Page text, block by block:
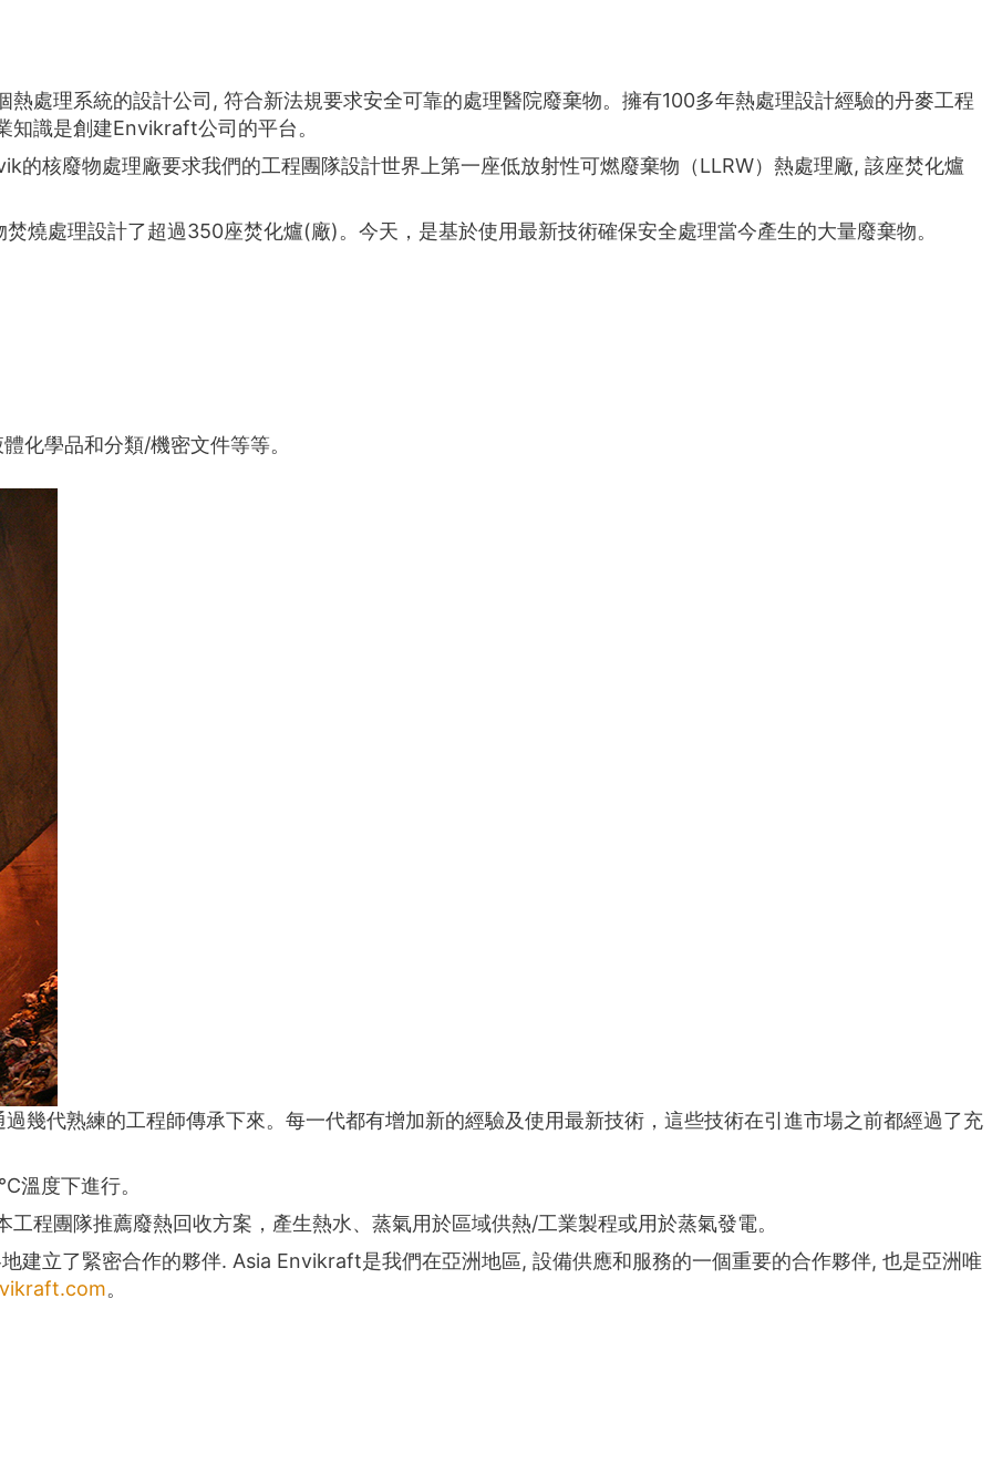
處理系統的設計公司, 符合新法規要求安全可靠的處理醫院廢棄物。擁有100多年熱處理設計經驗的丹麥工程
識是創建Envikraft公司的平台。
的核廢物處理廠要求我們的工程團隊設計世界上第一座低放射性可燃廢棄物（LLRW）熱處理廠, 該座焚化爐
燒處理設計了超過350座焚化爐(廠)。今天，是基於使用最新技術確保安全處理當今產生的大量廢棄物。
化學品和分類/機密文件等等。
幾代熟練的工程師傳承下來。每一代都有增加新的經驗及使用最新技術，這些技術在引進市場之前都經過了充
溫度下進行。
程團隊推薦廢熱回收方案，產生熱水、蒸氣用於區域供熱/工業製程或用於蒸氣發電。
建立了緊密合作的夥伴. Asia Envikraft是我們在亞洲地區, 設備供應和服務的一個重要的合作夥伴, 也是亞洲唯
。